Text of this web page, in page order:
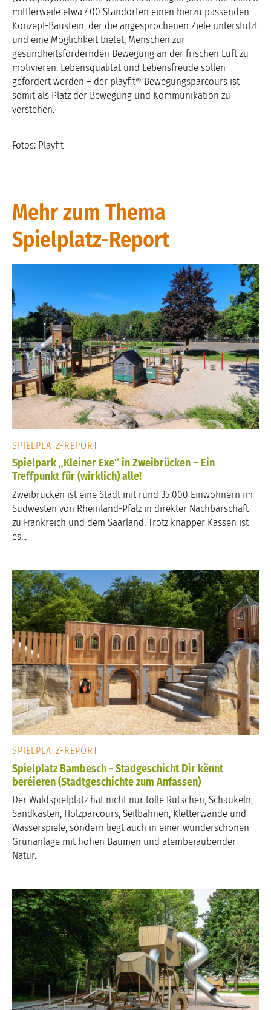
mittlerweile etwa 400 Standorten einen hierzu passenden
Konzept-Baustein, der die angesprochenen Ziele unterstützt
und eine Möglichkeit bietet, Menschen zur
gesundheitsfördernden Bewegung an der frischen Luft zu
motivieren. Lebensqualität und Lebensfreude sollen
gefördert werden – der playfit® Bewegungsparcours ist
somit als Platz der Bewegung und Kommunikation zu
verstehen.
Fotos: Playfit
Mehr zum Thema
Spielplatz-Report
SPIELPLATZ-REPORT
Spielpark „Kleiner Exe“ in Zweibrücken – Ein
Treffpunkt für (wirklich) alle!
Zweibrücken ist eine Stadt mit rund 35.000 Einwohnern im
Südwesten von Rheinland-Pfalz in direkter Nachbarschaft
zu Frankreich und dem Saarland. Trotz knapper Kassen ist
es...
SPIELPLATZ-REPORT
Spielplatz Bambesch - Stadgeschicht Dir kënnt
beréieren (Stadtgeschichte zum Anfassen)
Der Waldspielplatz hat nicht nur tolle Rutschen, Schaukeln,
Sandkästen, Holzparcours, Seilbahnen, Kletterwände und
Wasserspiele, sondern liegt auch in einer wunderschönen
Grünanlage mit hohen Bäumen und atemberaubender
Natur.